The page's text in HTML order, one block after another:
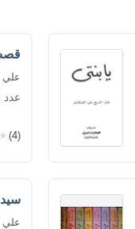
علي
عدد
(4)
علي